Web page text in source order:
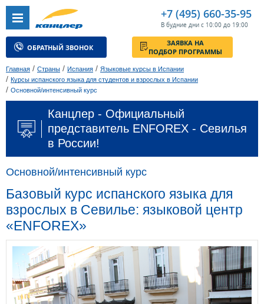
+7 (495) 660-35-95
В будние дни с 10:00 до 19:00
ОБРАТНЫЙ ЗВОНОК
ЗАЯВКА НА
ПОДБОР ПРОГРАММЫ
Главная / Страны / Испания / Языковые курсы в Испании
/ Курсы испанского языка для студентов и взрослых в Испании
/ Основной/интенсивный курс
Канцлер - Официальный
представитель ENFOREX - Севилья
в России!
Основной/интенсивный курс
Базовый курс испанского языка для
взрослых в Севилье: языковой центр
«ENFOREX»